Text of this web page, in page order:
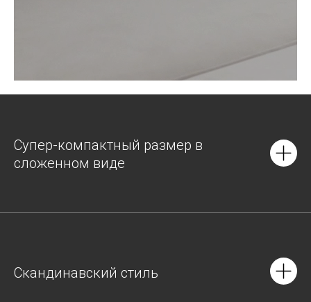
Супер-компактный размер в
сложенном виде
Скандинавский стиль